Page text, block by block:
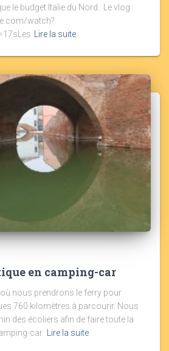
le budget Italie du Nord : Le vlog :
watch?
Lire la suite
en camping-car
où nous prendrons le ferry pour
760 kilomètres à parcourir. Nous
des écoliers afin de faire toute la
car.
Lire la suite